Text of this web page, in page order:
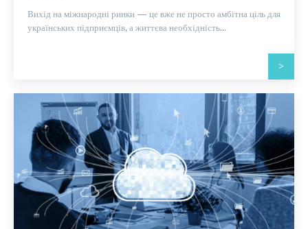
Вихід на міжнародні ринки — це вже не просто амбітна ціль для
українських підприємців, а життєва необхідність...
>